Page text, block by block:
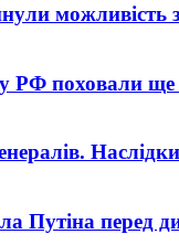
можливість
РФ поховали ще
Путіна перед